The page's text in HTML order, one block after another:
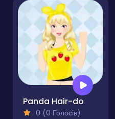
Panda Hair-do
0 (0 Голосів)